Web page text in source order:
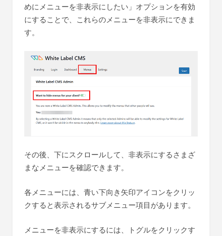
めにメニューを非表示にしたい」オプションを有効
にすることで、これらのメニューを非表示にできま
す。
その後、下にスクロールして、非表示にするさまざ
まなメニューを確認できます。
各メニューには、青い下向き矢印アイコンをクリッ
クすると表示されるサブメニュー項目があります。
メニューを非表示にするには、トグルをクリックす